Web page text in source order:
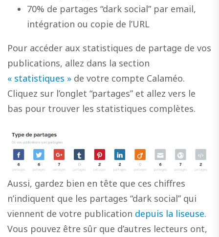
70% de partages “dark social” par email,
intégration ou copie de l’URL
Pour accéder aux statistiques de partage de vos
publications, allez dans la section
« statistiques » de votre compte Calaméo.
Cliquez sur l’onglet “partages” et allez vers le
bas pour trouver les statistiques complètes.
Aussi, gardez bien en tête que ces chiffres
n’indiquent que les partages “dark social” qui
viennent de votre publication depuis la liseuse.
Vous pouvez être sûr que d’autres lecteurs ont,